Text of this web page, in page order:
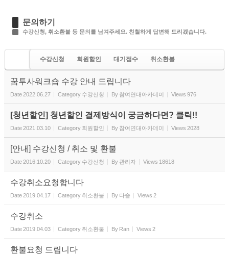
문의하기
수강신청, 취소환불 등 문의를 남겨주세요. 친철하게 답변해 드리겠습니다.
수강신청 회원할인 대기접수 취소환불
꿈투사워크숍 수강 안내 드립니다
Date2022.06.27 Category 수강신청 By 참여연대아카데미 Views 976
[청년할인] 청년할인 결제방식이 궁금하다면? 클릭!!
Date2021.03.10 Category 회원할인 By 참여연대아카데미 Views 2028
[안내] 수강신청 / 취소 및 환불
Date2016.10.20 Category 수강신청 By 관리자 Views 18618
수강취소요청합니다
Date2019.04.17 Category 취소환불 By 다슬 Views 2
수강취소
Date2019.04.03 Category 취소환불 By Ran Views 2
환불요청 드립니다